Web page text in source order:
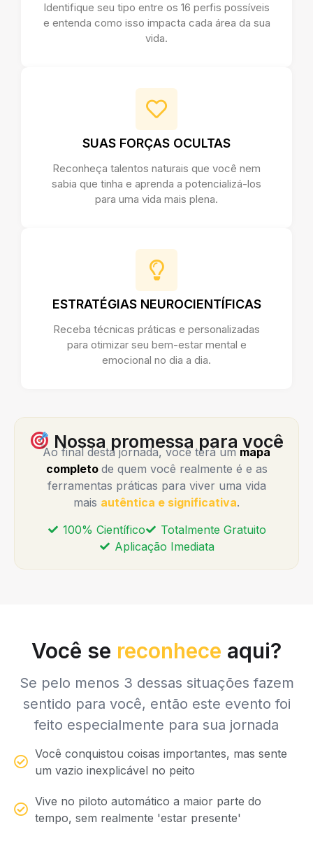
Identifique seu tipo entre os 16 perfis possíveis
e entenda como isso impacta cada área da sua
vida.
SUAS FORÇAS OCULTAS
Reconheça talentos naturais que você nem
sabia que tinha e aprenda a potencializá-los
para uma vida mais plena.
ESTRATÉGIAS NEUROCIENTÍFICAS
Receba técnicas práticas e personalizadas
para otimizar seu bem-estar mental e
emocional no dia a dia.
Nossa promessa para você
Ao final desta jornada, você terá um mapa
completo de quem você realmente é e as
ferramentas práticas para viver uma vida
mais autêntica e significativa.
100% Científico
Totalmente Gratuito
Aplicação Imediata
Você se reconhece aqui?
Se pelo menos 3 dessas situações fazem
sentido para você, então este evento foi
feito especialmente para sua jornada
Você conquistou coisas importantes, mas sente
um vazio inexplicável no peito
Vive no piloto automático a maior parte do
tempo, sem realmente 'estar presente'